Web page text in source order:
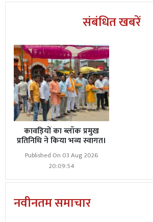
संबंधित खबरें
कावड़ियों का ब्लॉक प्रमुख
प्रतिनिधि ने किया भव्य स्वागत।
Published On 03 Aug 2026
20:09:54
नवीनतम समाचार